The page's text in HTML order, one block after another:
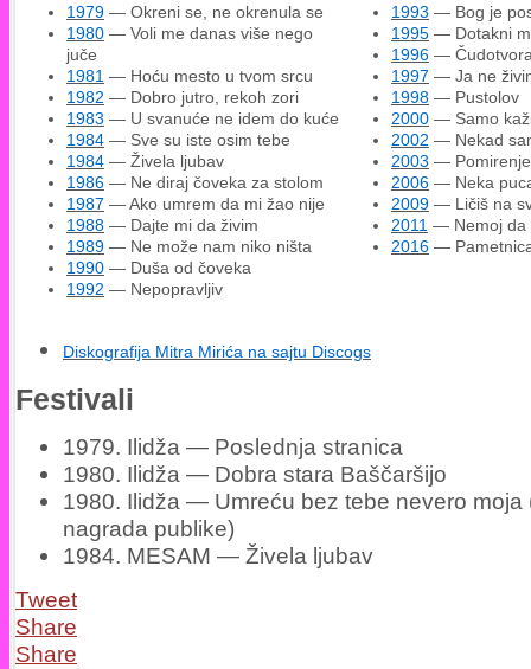
1979 — Okreni se, ne okrenula se
1980 — Voli me danas više nego
juče
1981 — Hoću mesto u tvom srcu
1982 — Dobro jutro, rekoh zori
1983 — U svanuće ne idem do kuće
1984 — Sve su iste osim tebe
1984 — Živela ljubav
1986 — Ne diraj čoveka za stolom
1987 — Ako umrem da mi žao nije
1988 — Dajte mi da živim
1989 — Ne može nam niko ništa
1990 — Duša od čoveka
1992 — Nepopravljiv
1993 — Bog je
1995 — Dotakni
1996 —
1997 — Ja ne
1998 — Pustolov
2000 — Samo
2002 — Nekad
2003 — Pomirenje
2006 — Neka
2009 — Ličiš na
2011 — Nemoj da
2016 —
Diskografija Mitra Mirića na sajtu Discogs
Festivali
1979. Ilidža — Poslednja stranica
1980. Ilidža — Dobra stara Baščaršijo
1980. Ilidža — Umreću bez tebe nevero moja
nagrada publike)
1984. MESAM — Živela ljubav
Tweet
Share
Share